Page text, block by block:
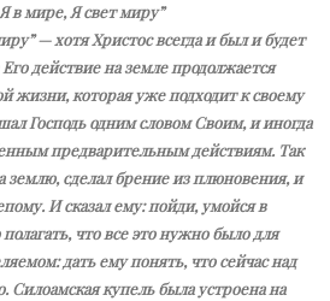
в мире, Я свет миру”
— хотя Христос всегда и был и будет
действие на земле продолжается
жизни, которая уже подходит к своему
Господь одним словом Своим, и иногда
предварительным действиям. Так
землю, сделал брение из плюновения, и
И сказал ему: пойди, умойся в
что все это нужно было для
дать ему понять, что сейчас над
Силоамская купель была устроена на